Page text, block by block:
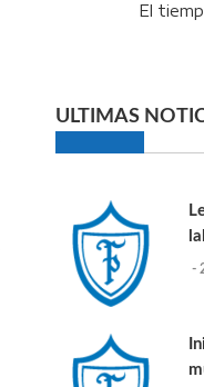
El
ULTIMAS
-